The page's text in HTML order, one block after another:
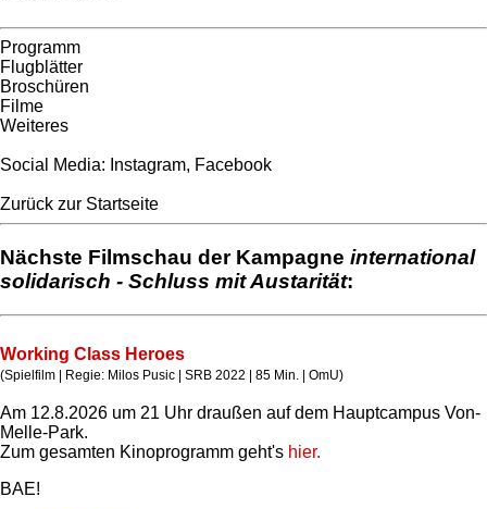
Programm
Flugblätter
Broschüren
Filme
Weiteres
Social Media: Instagram, Facebook
Zurück zur Startseite
Nächste Filmschau der Kampagne international
solidarisch - Schluss mit Austarität:
Working Class Heroes
(Spielfilm | Regie: Milos Pusic | SRB 2022 | 85 Min. | OmU)
Am 12.8.2026 um 21 Uhr draußen auf dem Hauptcampus Von-
Melle-Park.
Zum gesamten Kinoprogramm geht's hier.
BAE!